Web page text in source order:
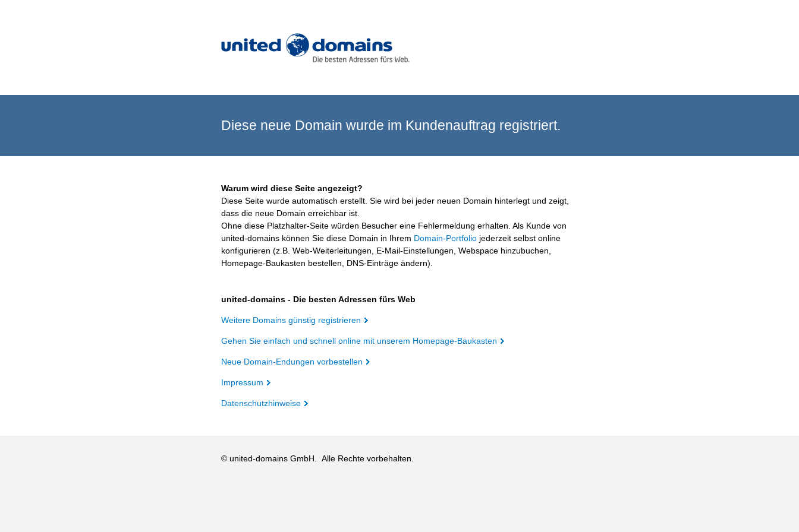
Diese neue Domain wurde im Kundenauftrag registriert.
Warum wird diese Seite angezeigt?
Diese Seite wurde automatisch erstellt. Sie wird bei jeder neuen Domain hinterlegt und zeigt,
dass die neue Domain erreichbar ist.
Ohne diese Platzhalter-Seite würden Besucher eine Fehlermeldung erhalten. Als Kunde von
united-domains können Sie diese Domain in Ihrem Domain-Portfolio jederzeit selbst online
konfigurieren (z.B. Web-Weiterleitungen, E-Mail-Einstellungen, Webspace hinzubuchen,
Homepage-Baukasten bestellen, DNS-Einträge ändern).
united-domains - Die besten Adressen fürs Web
Weitere Domains günstig registrieren
Gehen Sie einfach und schnell online mit unserem Homepage-Baukasten
Neue Domain-Endungen vorbestellen
Impressum
Datenschutzhinweise
© united-domains GmbH. Alle Rechte vorbehalten.